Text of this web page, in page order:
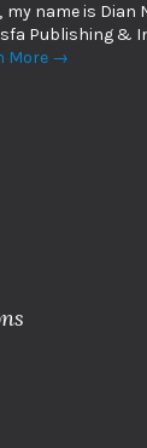
my name is Dian
Publishing &
More →